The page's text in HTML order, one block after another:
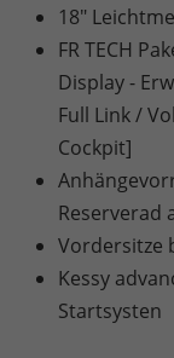
18"
FR TECH
Display -
Full Link /
Cockpit]
Reserverad
Vordersitze
Kessy
Startsysten